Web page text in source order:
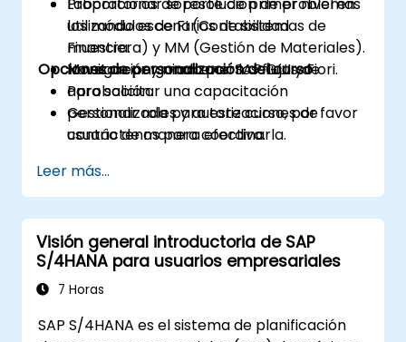
los módulos de FI (Contabilidad
Financiera) y MM (Gestión de Materiales).
Monitorear y mantener los flujos de
aprobación.
Gestionar roles y autorizaciones de
usuario de manera efectiva.
utilizando escenarios de sistemas de
muestra.
Navegación guiada por SAP GUI y Fiori.
Opciones de personalización del curso
Para solicitar una capacitación
personalizada para este curso, por favor
contáctenos para coordinarla.
Leer más...
Visión general introductoria de SAP
S/4HANA para usuarios empresariales
7 Horas
SAP S/4HANA es el sistema de planificación